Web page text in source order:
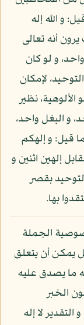
و الله إله
أنه تعالى
و لو كان
لإمكان
نظير
و البغل واحد،
قيل: و إلهكم
إلهين اثنين و
بقصر
بها.
الجملة
يمكن أن يتعلق
ما يصدق عليه
الخبر
لا إله